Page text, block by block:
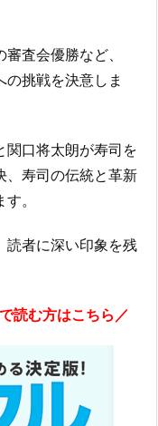
査会優勝など、
挑戦を決意しま
関口将太朗が寿司を
、寿司の伝統と革新
。
読者に深い印象を残
読む方はこちら／